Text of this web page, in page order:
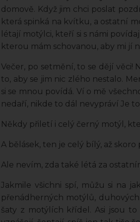
domově. Když jim chci poslat
která spinká na kvítku, a ostatní
létají motýlci, kteří si s námi
kterou mám schovanou, aby mi jí
Večer, po setmění, to se dějí
to, aby se jim nic zlého nestalo.
si se mnou povídá. Ví o mě
nedaří, nikde to dál nevypráví Je
Někdy přiletí i celý černý motýl,
A bělásek, ten je celý bílý, až
Ale nevím, zda také létá za
Jakmile všichni spí, můžu si na
přenádherných motýlů,
šaty z motýlích křídel. Asi jsou